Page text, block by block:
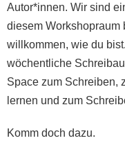
Autor*innen. Wir sind
diesem Workshopraum
willkommen, wie du
wöchentliche
Space zum Schreiben,
lernen und zum
Komm doch dazu.